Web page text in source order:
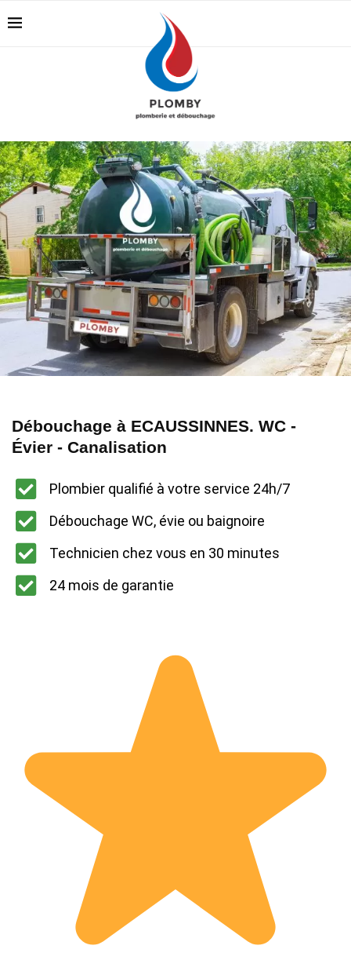
Débouchage à ECAUSSINNES. WC -
Évier - Canalisation
Plombier qualifié à votre service 24h/7
Débouchage WC, évie ou baignoire
Technicien chez vous en 30 minutes
24 mois de garantie